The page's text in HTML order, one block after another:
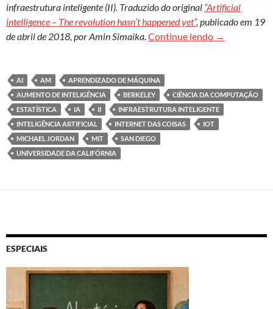
infraestrutura inteligente (II). Traduzido do original “Artificial
intelligence – The revolution hasn’t happened yet”, publicado em 19
de abril de 2018, por Amin Simaika.Continue lendo Inteligência
→
AI AM
APRENDIZADO DE MÁQUINA
AUMENTO DE INTELIGÊNCIA
BERKELEY
CIÊNCIA DA COMPUTAÇÃO
ESTATÍSTICA
IA II
INFRAESTRUTURA INTELIGENTE
INTELIGÊNCIA ARTIFICIAL
INTERNET DAS COISAS
IOT
MICHAEL JORDAN
MIT
SAN DIEGO
UNIVERSIDADE DA CALIFÓRNIA
ESPECIAIS